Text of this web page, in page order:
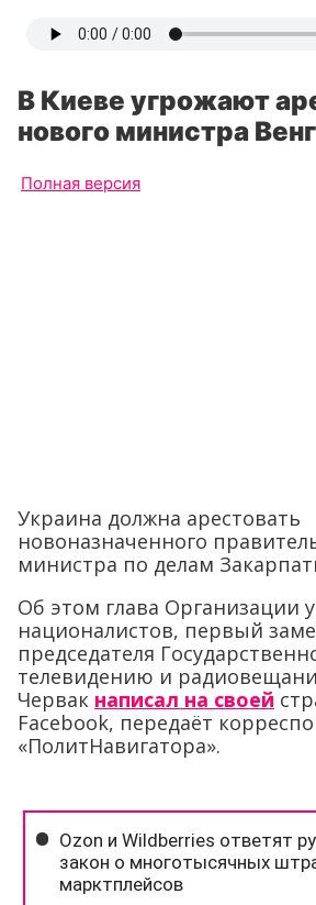
В Киеве угрожают
нового министра
Полная версия
Украина должна арестовать
новоназначенного
министра по делам
Об этом глава Организации
националистов, первый
председателя
телевидению и
Червак написал на своей
Facebook, передаёт
«ПолитНавигатора».